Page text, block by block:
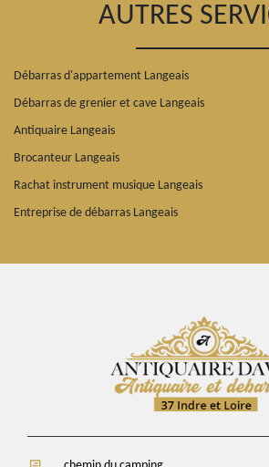
AUTRES
Débarras d'appartement Langeais
Débarras de grenier et cave Langeais
Antiquaire Langeais
Brocanteur Langeais
Rachat instrument musique Langeais
Entreprise de débarras Langeais